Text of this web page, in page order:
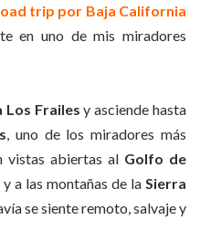
trip por Baja California
en uno de mis miradores
Los Frailes y asciende hasta
, uno de los miradores más
vistas abiertas al Golfo de
a las montañas de la Sierra
se siente remoto, salvaje y